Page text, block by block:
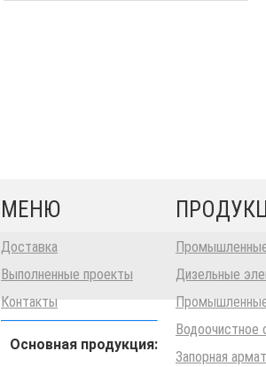
МЕНЮ
Доставка
Выполненные проекты
Контакты
Основная продукция:
Дизельные
Водоочистное
Запорная